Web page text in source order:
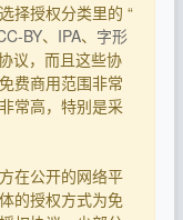
择授权分类里的 “
BY、 IPA、 字形
议，而且这些协
费商用范围非常
常高，特别是采
在公开的网络平
的授权方式为免